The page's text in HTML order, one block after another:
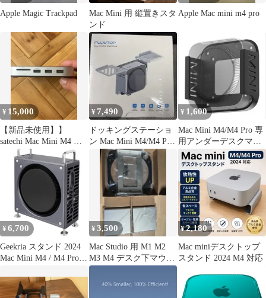
Apple Magic Trackpad
Mac Mini 用 縦置きスタ
ンド
Apple Mac mini m4 pro
¥ 15,000
【新品未使用】】
satechi Mac Mini M4 ス
タンド型ハブ
¥ 7,490
ドッキングステーショ
ン Mac Mini M4/M4 Pro
2024
¥ 1,600
Mac Mini M4/M4 Pro 専
用アンダーデスクマウ
ント
¥ 6,700
Geekria スタンド 2024
Mac Mini M4 / M4 Pro
ャーシ アルミニウム シ
ャーシ ケース アップル
¥3,500
Mac Studio 用 M1 M2
M3 M4 デスク下マウン
ト
¥2,180
Mac miniデスクトップ
スタンド 2024 M4 対応